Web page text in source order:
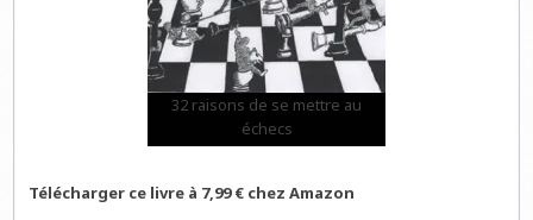
32 raisons de se mettre au
échecs
Télécharger ce livre à 7,99 € chez Amazon